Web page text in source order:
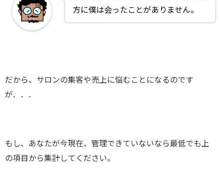
方に僕は会ったことがありません。
だから、サロンの集客や売上に悩むことになるのです
が．．．
もし、あなたが今現在、管理できていないなら最低でも上
の項目から集計してください。